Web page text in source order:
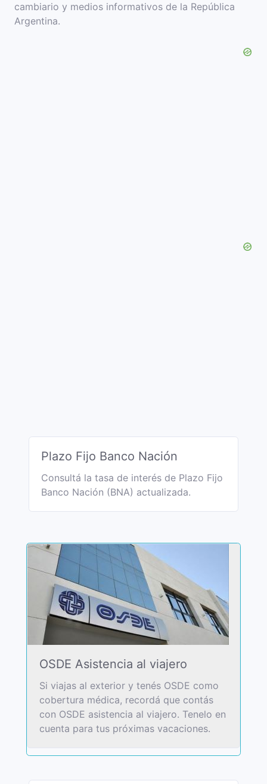
cambiario y medios informativos de la República
Argentina.
Plazo Fijo Banco Nación
Consultá la tasa de interés de Plazo Fijo
Banco Nación (BNA) actualizada.
OSDE Asistencia al viajero
Si viajas al exterior y tenés OSDE como
cobertura médica, recordá que contás
con OSDE asistencia al viajero. Tenelo en
cuenta para tus próximas vacaciones.